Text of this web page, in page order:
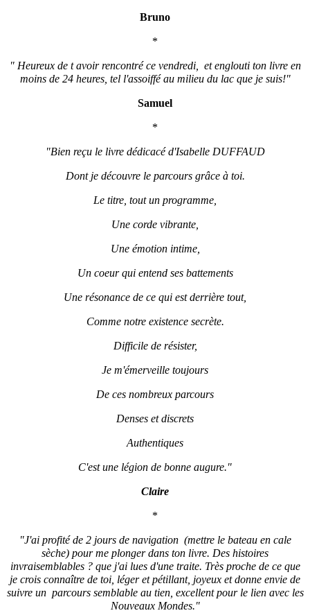
Bruno
*
" Heureux de t avoir rencontré ce vendredi, et englouti ton livre en
moins de 24 heures, tel l'assoiffé au milieu du lac que je suis!"
Samuel
*
"Bien reçu le livre dédicacé d'Isabelle DUFFAUD
Dont je découvre le parcours grâce à toi.
Le titre, tout un programme,
Une corde vibrante,
Une émotion intime,
Un coeur qui entend ses battements
Une résonance de ce qui est derrière tout,
Comme notre existence secrète.
Difficile de résister,
Je m'émerveille toujours
De ces nombreux parcours
Denses et discrets
Authentiques
C'est une légion de bonne augure."
Claire
*
"J'ai profité de 2 jours de navigation (mettre le bateau en cale
sèche) pour me plonger dans ton livre. Des histoires
invraisemblables ?que j'ai lues d'une traite. Très proche de ce que
je crois connaître de toi, léger et pétillant, joyeux et donne envie de
suivre un parcours semblable au tien, excellent pour le lien avec les
Nouveaux Mondes."